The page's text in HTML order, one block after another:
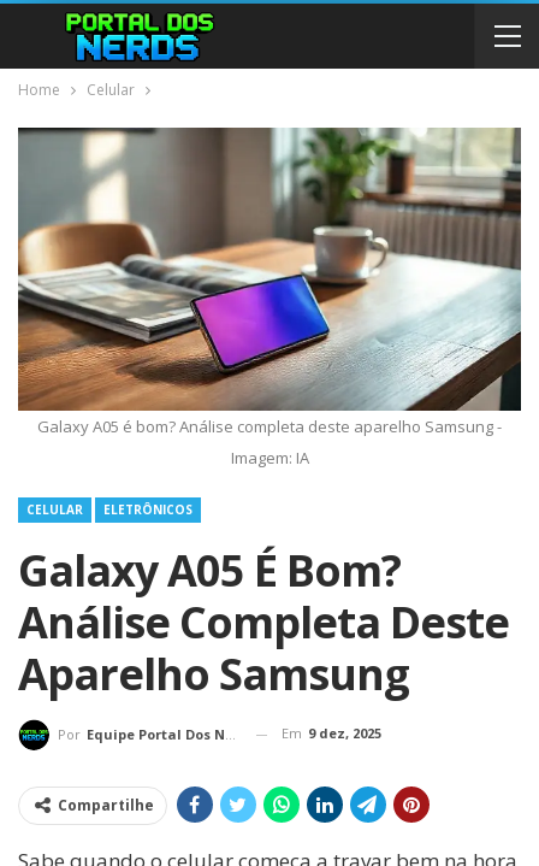
Home Celular
Galaxy A05 é bom? Análise completa deste aparelho Samsung -
Imagem: IA
CELULAR ELETRÔNICOS
Galaxy A05 É Bom?
Análise Completa Deste
Aparelho Samsung
Por Equipe Portal Dos Nerds Em 9 dez, 2025
Compartilhe